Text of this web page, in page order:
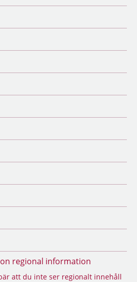
regional information
att du inte ser regionalt innehåll